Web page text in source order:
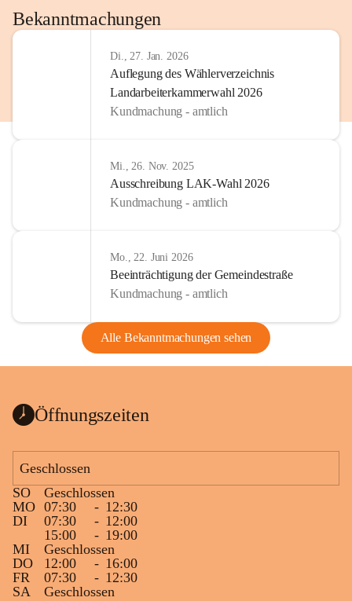
Bekanntmachungen
Di., 27. Jan. 2026
Auflegung des Wählerverzeichnis
Landarbeiterkammerwahl 2026
Kundmachung - amtlich
Mi., 26. Nov. 2025
Ausschreibung LAK-Wahl 2026
Kundmachung - amtlich
Mo., 22. Juni 2026
Beeinträchtigung der Gemeindestraße
Kundmachung - amtlich
Alle Bekanntmachungen sehen
Öffnungszeiten
Geschlossen
SO
Geschlossen
MO 07:30 - 12:30
DI
07:30 - 12:00
15:00
- 19:00
MI
Geschlossen
DO
12:00 - 16:00
FR
07:30 - 12:30
SA
Geschlossen